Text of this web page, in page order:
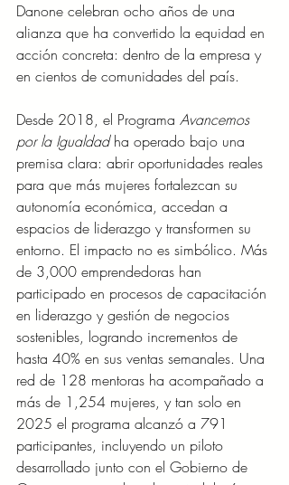
Danone celebran ocho años de una
alianza que ha convertido la equidad en
acción concreta: dentro de la empresa y
en cientos de comunidades del país.
Desde 2018, el Programa Avancemos
por la Igualdad ha operado bajo una
premisa clara: abrir oportunidades reales
para que más mujeres fortalezcan su
autonomía económica, accedan a
espacios de liderazgo y transformen su
entorno. El impacto no es simbólico. Más
de 3,000 emprendedoras han
participado en procesos de capacitación
en liderazgo y gestión de negocios
sostenibles, logrando incrementos de
hasta 40% en sus ventas semanales. Una
red de 128 mentoras ha acompañado a
más de 1,254 mujeres, y tan solo en
2025 el programa alcanzó a 791
participantes, incluyendo un piloto
desarrollado junto con el Gobierno de